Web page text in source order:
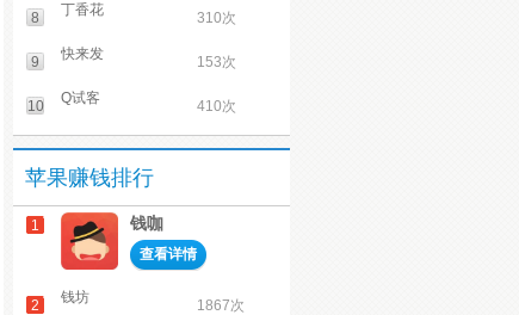
8 丁香花 310次
9 快来发 153次
10 Q试客 410次
苹果赚钱排行
1 钱咖
查看详情
2 钱坊 1867次